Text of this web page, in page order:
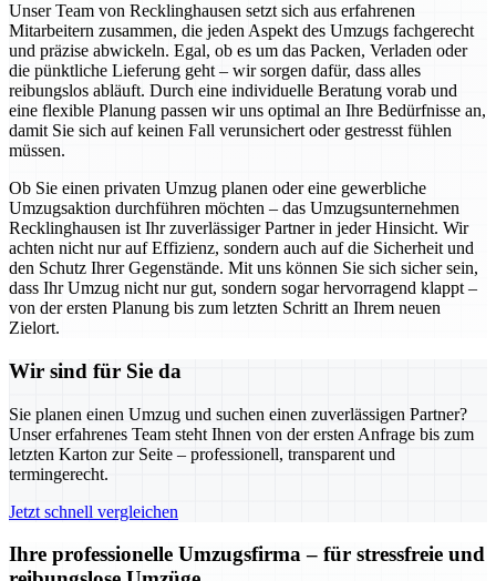
Unser Team von Recklinghausen setzt sich aus erfahrenen
Mitarbeitern zusammen, die jeden Aspekt des Umzugs fachgerecht
und präzise abwickeln. Egal, ob es um das Packen, Verladen oder
die pünktliche Lieferung geht – wir sorgen dafür, dass alles
reibungslos abläuft. Durch eine individuelle Beratung vorab und
eine flexible Planung passen wir uns optimal an Ihre Bedürfnisse an,
damit Sie sich auf keinen Fall verunsichert oder gestresst fühlen
müssen.
Ob Sie einen privaten Umzug planen oder eine gewerbliche
Umzugsaktion durchführen möchten – das Umzugsunternehmen
Recklinghausen ist Ihr zuverlässiger Partner in jeder Hinsicht. Wir
achten nicht nur auf Effizienz, sondern auch auf die Sicherheit und
den Schutz Ihrer Gegenstände. Mit uns können Sie sich sicher sein,
dass Ihr Umzug nicht nur gut, sondern sogar hervorragend klappt –
von der ersten Planung bis zum letzten Schritt an Ihrem neuen
Zielort.
Wir sind für Sie da
Sie planen einen Umzug und suchen einen zuverlässigen Partner?
Unser erfahrenes Team steht Ihnen von der ersten Anfrage bis zum
letzten Karton zur Seite – professionell, transparent und
termingerecht.
Jetzt schnell vergleichen
Ihre professionelle Umzugsfirma – für stressfreie und